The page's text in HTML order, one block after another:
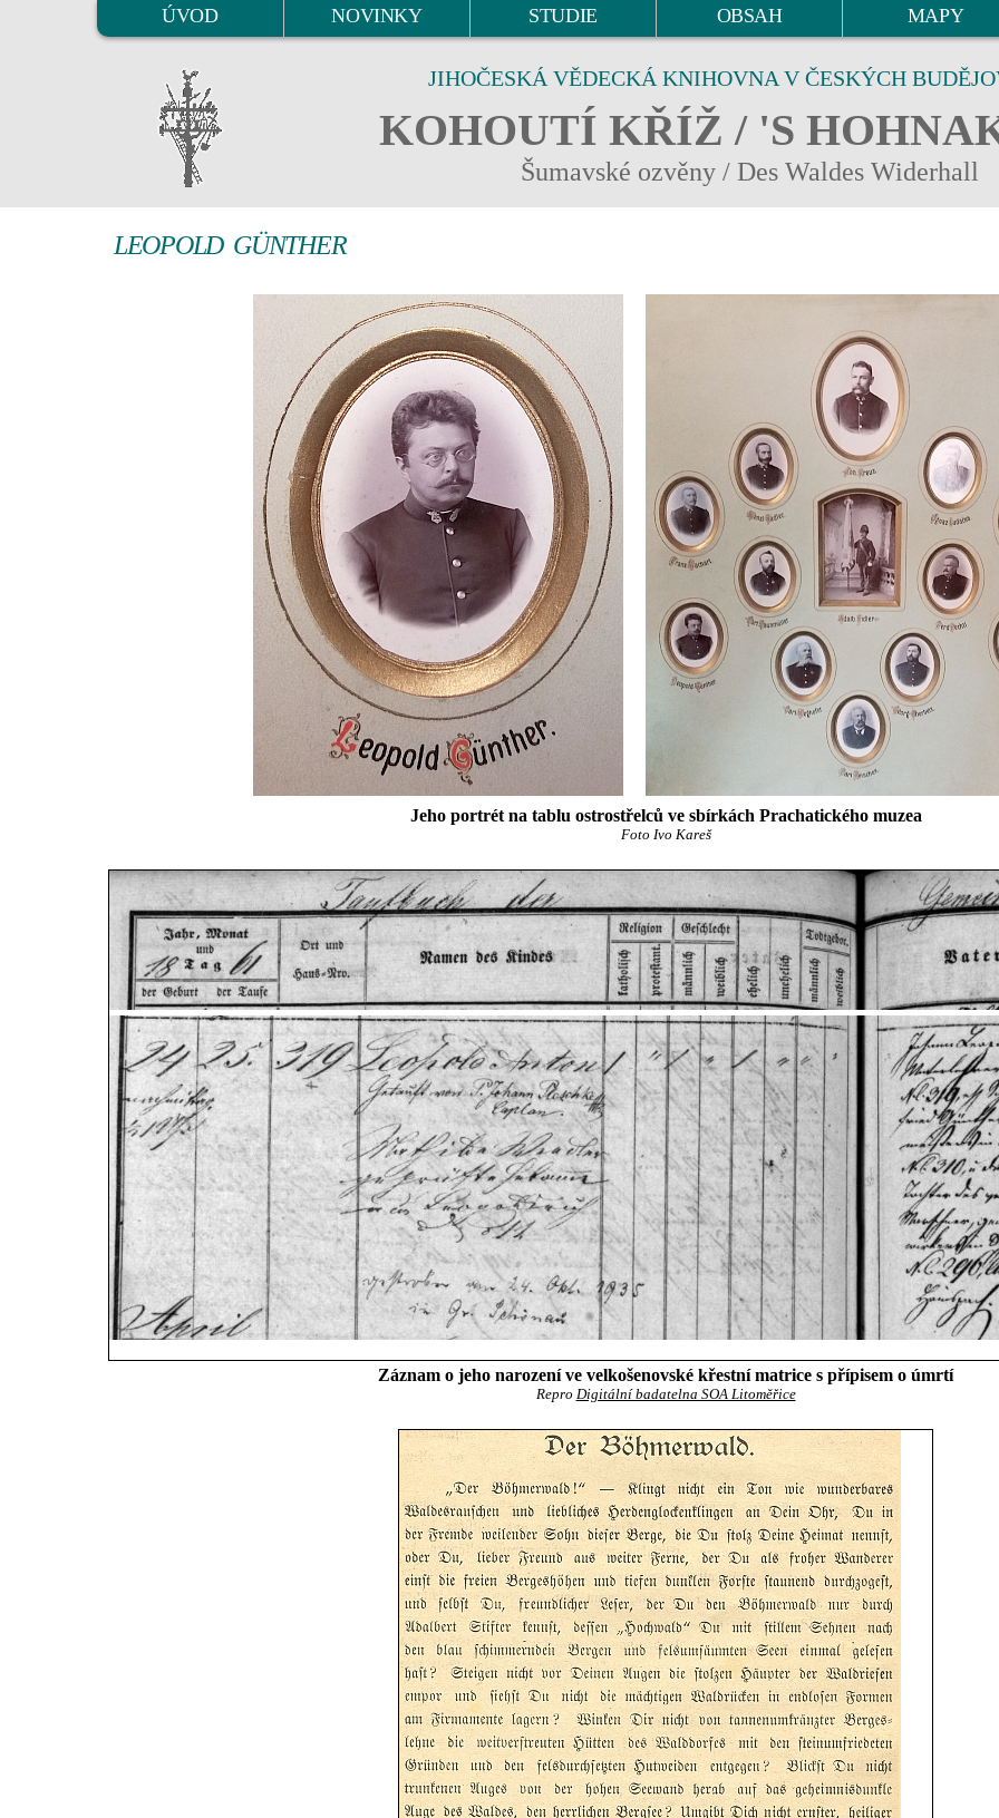
ÚVOD NOVINKY STUDIE OBSAH MAPY
JIHOČESKÁ VĚDECKÁ KNIHOVNA V ČESKÝCH
KOHOUTÍ KŘÍŽ / 'S
Šumavské ozvěny / Des Waldes Widerhall
LEOPOLD GÜNTHER
Jeho portrét na tablu ostrostřelců ve sbírkách Prachatického muzea
Foto Ivo Kareš
Záznam o jeho narození ve velkošenovské křestní matrice s přípisem o úmrtí
Repro Digitální badatelna SOA Litoměřice